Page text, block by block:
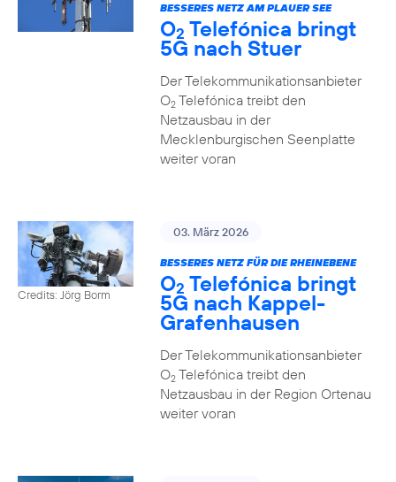
BESSERES NETZ AM PLAUER SEE
O2 Telefónica bringt
5G nach Stuer
Der Telekommunikationsanbieter
O2Telefónica treibt den
Netzausbau in der
Mecklenburgischen Seenplatte
weiter voran
Credits: Jörg Borm
03. März 2026
BESSERES NETZ FÜR DIE RHEINEBENE
O2 Telefónica bringt
5G nach Kappel-
Grafenhausen
Der Telekommunikationsanbieter
O2Telefónica treibt den
Netzausbau in der Region Ortenau
weiter voran